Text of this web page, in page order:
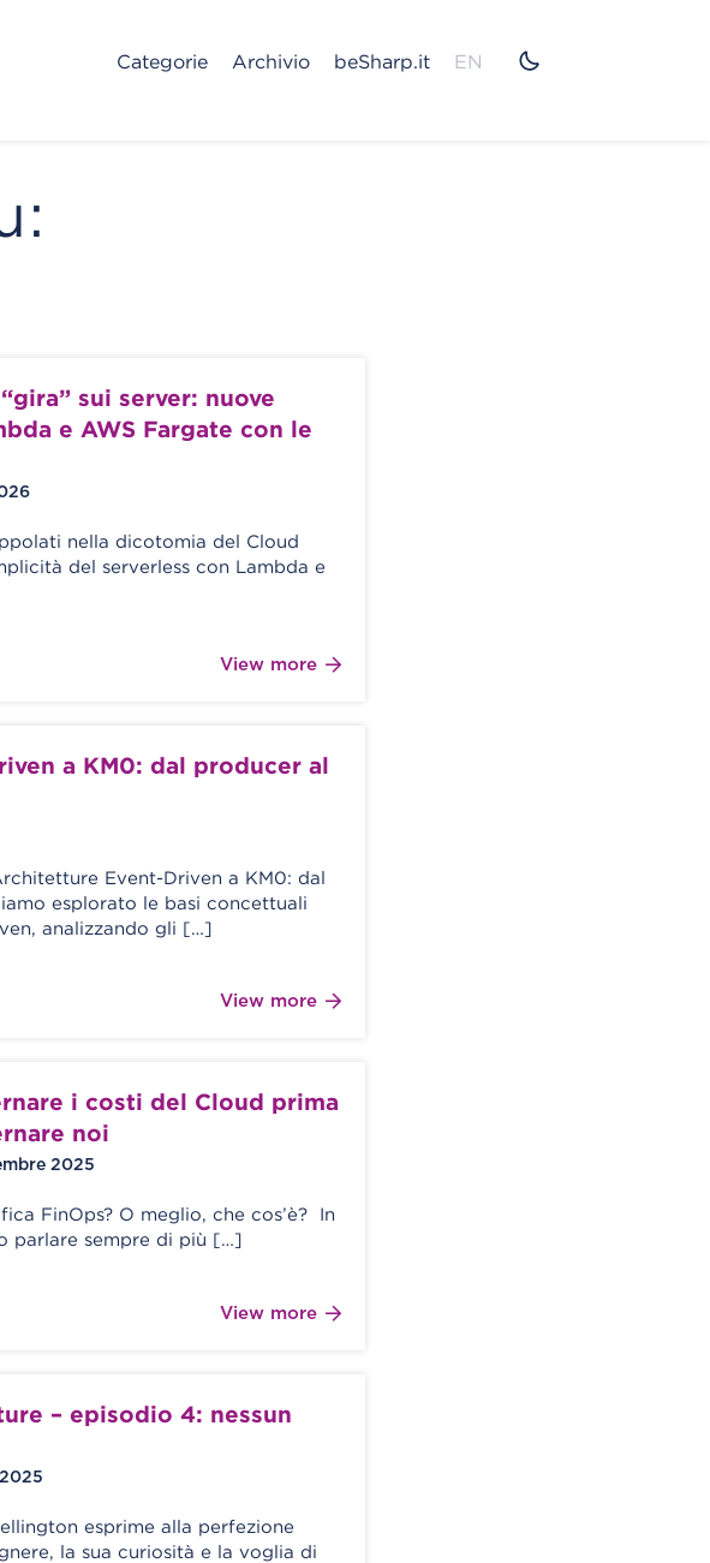
Categorie Archivio beSharp.it EN
sui server: nuove
e AWS Fargate con le
nella dicotomia del Cloud
del serverless con Lambda e
View more
a KM0: dal producer al
Event-Driven a KM0: dal
esplorato le basi concettuali
analizzando gli […]
View more
i costi del Cloud prima
noi
2025
FinOps? O meglio, che cos’è? In
parlare sempre di più […]
View more
– episodio 4: nessun
esprime alla perfezione
la sua curiosità e la voglia di